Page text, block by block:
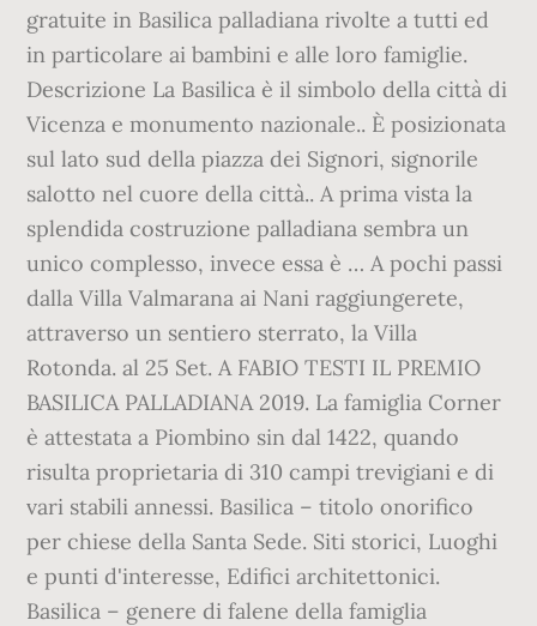
gratuite in Basilica palladiana rivolte a tutti ed
in particolare ai bambini e alle loro famiglie.
Descrizione La Basilica è il simbolo della città di
Vicenza e monumento nazionale.. È posizionata
sul lato sud della piazza dei Signori, signorile
salotto nel cuore della città.. A prima vista la
splendida costruzione palladiana sembra un
unico complesso, invece essa è … A pochi passi
dalla Villa Valmarana ai Nani raggiungerete,
attraverso un sentiero sterrato, la Villa
Rotonda. al 25 Set. A FABIO TESTI IL PREMIO
BASILICA PALLADIANA 2019. La famiglia Corner
è attestata a Piombino sin dal 1422, quando
risulta proprietaria di 310 campi trevigiani e di
vari stabili annessi. Basilica – titolo onorifico
per chiese della Santa Sede. Siti storici, Luoghi
e punti d'interesse, Edifici architettonici.
Basilica – genere di falene della famiglia